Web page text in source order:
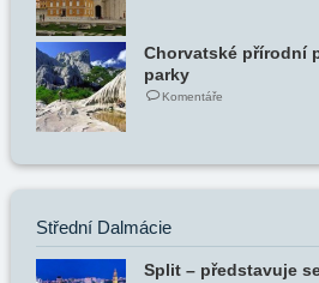
Chorvatské přírodní
parky
Komentáře
Střední Dalmácie
Split – představuje